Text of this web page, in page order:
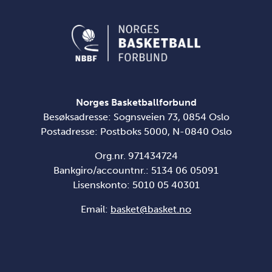
Norges Basketballforbund
Besøksadresse: Sognsveien 73, 0854 Oslo
Postadresse: Postboks 5000, N-0840 Oslo
Org.nr. 971434724
Bankgiro/accountnr.: 5134 06 05091
Lisenskonto: 5010 05 40301
Email: basket@basket.no